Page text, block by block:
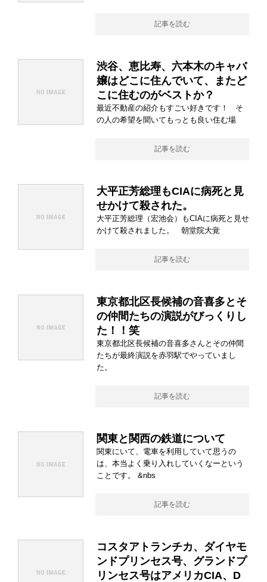
記事を読む
渋谷、恵比寿、六本木のキャバ
嬢はどこに住んでいて、またど
こに住むのがベストか？
最近不動産の紹介もすごい好きです！ そ
の人の希望を聞いてもっとも良い住む場
記事を読む
大平正芳総理もCIAに病死と見
せかけて殺された。
大平正芳総理（宏池会）もCIAに病死と見せ
かけて殺されました。 朝堂院大覚
記事を読む
東京都北区長候補の音喜多とそ
の仲間たちの演説がびっくりし
た！！笑
東京都北区長候補の音喜多さんとその仲間
たちが最終演説を赤羽駅でやっていまし
た。
記事を読む
関東と関西の鉄道について
関東にいて、電車を利用していて思うの
は、本当よく乗り入れしていくなーという
ことです。 &nbs
記事を読む
コスタアトランチカ、ダイヤモ
ンドプリンセス号、グランドプ
リンセス号はアメリカCIA、D